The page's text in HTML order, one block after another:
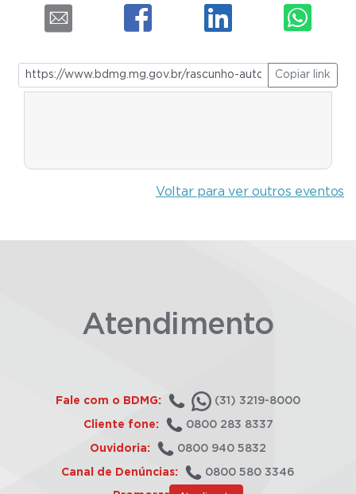
Copiar link
Voltar para ver outros eventos
Atendimento
Fale com o BDMG: (31) 3219-8000
Cliente fone: 0800 283 8337
Ouvidoria: 0800 940 5832
Canal de Denúncias: 0800 580 3346